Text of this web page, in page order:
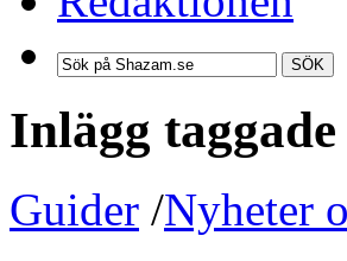
SÖK
Inlägg taggade
Guider /Nyheter